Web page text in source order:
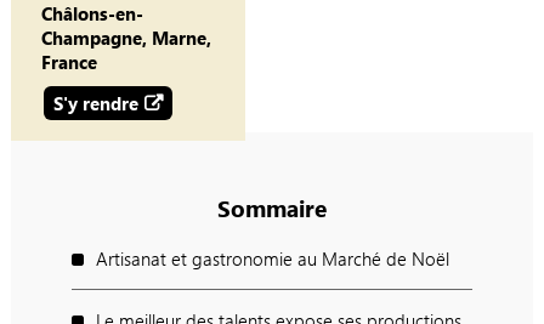
Châlons-en-
Champagne, Marne,
France
S'y rendre
Sommaire
Artisanat et gastronomie au Marché de Noël